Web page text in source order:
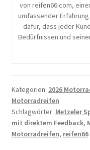
von reifen66.com,
umfassender
dafür, dass jeder
Bedürfnissen und
Kategorien: 2026
Motorradreifen
Schlagwörter: Metzeler
mit direktem Feedback,
Motorradreifen, reifen66